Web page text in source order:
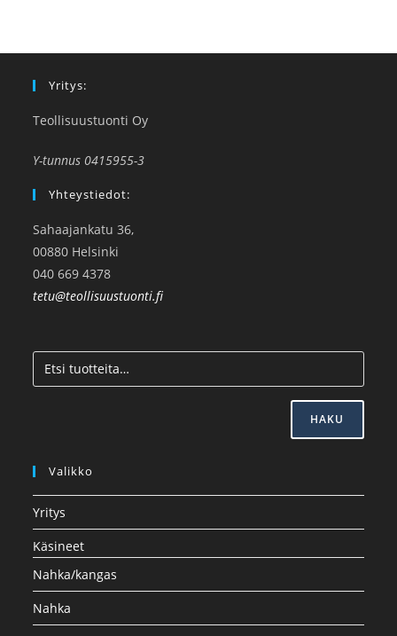
Yritys:
Teollisuustuonti Oy
Y-tunnus 0415955-3
Yhteystiedot:
Sahaajankatu 36,
00880 Helsinki
040 669 4378
tetu@teollisuustuonti.fi
HAKU
Valikko
Yritys
Käsineet
Nahka/kangas
Nahka